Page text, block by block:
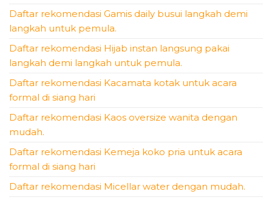
Daftar rekomendasi Gamis daily busui langkah demi
langkah untuk pemula.
Daftar rekomendasi Hijab instan langsung pakai
langkah demi langkah untuk pemula.
Daftar rekomendasi Kacamata kotak untuk acara
formal di siang hari
Daftar rekomendasi Kaos oversize wanita dengan
mudah.
Daftar rekomendasi Kemeja koko pria untuk acara
formal di siang hari
Daftar rekomendasi Micellar water dengan mudah.